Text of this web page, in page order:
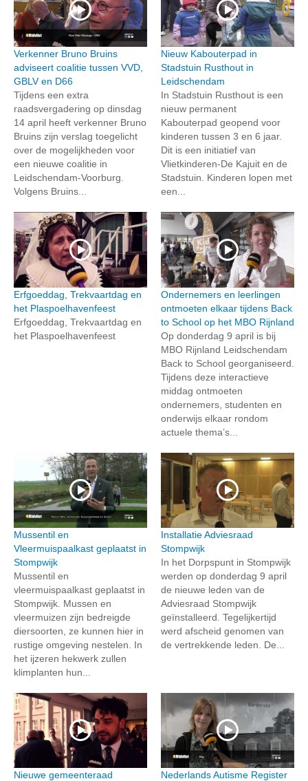
Verkenner Bruno Bruins
adviseert coalitie tussen VVD,
GBLV en D66
Tijdens een extra
raadsvergadering op dinsdag
14 april heeft verkenner Bruno
Bruins zijn verslag toegelicht
over de mogelijkheden voor
een nieuwe coalitie in
Leidschendam-Voorburg.
Volgens Bruins...
Nieuw Kabouterpad in
Stadstuin Rusthout in
Leidschendam
In Stadstuin Rusthout is een
nieuw permanent
Kabouterpad geopend voor
kinderen tussen 3 en 6 jaar.
Dit is een initiatief van
Vlietkinderen-De Kajuit en de
Stadstuin. Kinderen lopen met
een...
Erfgoeddag, Trekvaartdag en
het Plaspoelhavenfeest
Erfgoeddag, Trekvaartdag en
het Plaspoelhavenfeest
Ondernemers en leerlingen
ontmoeten elkaar tijdens Back
to School op het MBO Rijnland
Op donderdag 9 april is bij
MBO Rijnland Leidschendam
Back to School georganiseerd.
Tijdens deze interactieve
middag ontmoeten
ondernemers, studenten en
onderwijs elkaar rondom
actuele thema’s...
Mussentil en
Vleermuispaalkast geplaatst in
Stompwijk
Mussentil en
vleermuispaalkast geplaatst in
Stompwijk. Mussen en
vleermuizen zijn bedreigde
diersoorten, ze kunnen hier in
rustige omgeving nestelen. In
het ijzeren hekwerk zullen
klimplanten hun...
Installatie Adviesraad
Stompwijk
In het Dorpspunt in Stompwijk
werden op donderdag 9 april
de nieuwe leden van de
Adviesraad Stompwijk
geïnstalleerd. Tegelijkertijd
werd afscheid genomen van
de vertrekkende leden. De...
Nieuwe gemeenteraad
Nederlands Autisme Register